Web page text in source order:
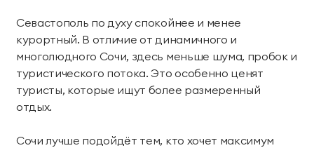
Севастополь по духу спокойнее и менее
курортный. В отличие от динамичного и
многолюдного Сочи, здесь меньше шума, пробок и
туристического потока. Это особенно ценят
туристы, которые ищут более размеренный
отдых.
Сочи лучше подойдёт тем, кто хочет максимум